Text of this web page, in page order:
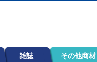
雑誌 その他商材